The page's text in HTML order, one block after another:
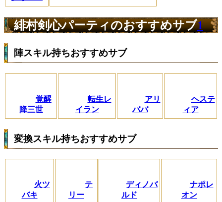
緋村剣心パーティのおすすめサブ1
陣スキル持ちおすすめサブ
覚醒
降三世
転生レ
イラン
アリ
ババ
ヘステ
ィア
変換スキル持ちおすすめサブ
火ツ
バキ
テ
リー
ディノバ
ルド
ナポレ
オン